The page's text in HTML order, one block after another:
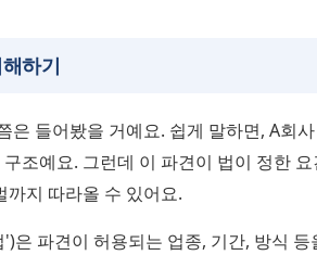
하기
들어봤을 거예요. 쉽게 말하면, A회
조예요. 그런데 이 파견이 법이 정한
지 따라올 수 있어요.
은 파견이 허용되는 업종, 기간, 방식 등